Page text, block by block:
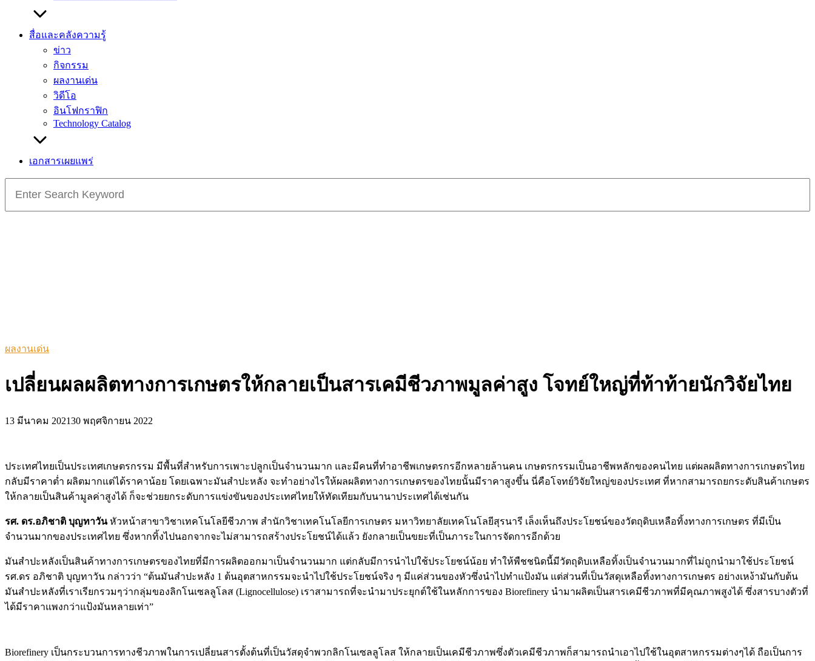
สื่อและคลังความรู้
ข่าว
กิจกรรม
ผลงานเด่น
วิดีโอ
อินโฟกราฟิก
Technology Catalog
เอกสารเผยแพร่
for:
ผลงานเด่น
เปลี่ยนผลผลิตทางการเกษตรให้กลายเป็นสารเคมีชีวภาพมูลค่าสูง โจทย์ใหญ่ที่ท้าท้ายนักวิจัยไทย
13 มีนาคม 202130 พฤศจิกายน 2022
ประเทศไทยเป็นประเทศเกษตรกรรม มีพื้นที่สำหรับการเพาะปลูกเป็นจำนวนมาก และมีคนที่ทำอาชีพเกษตรกรอีกหลายล้านคน เกษตรกรรมเป็นอาชีพหลักของคนไทย แต่ผลผลิตทางการเกษตรไทย
กลับมีราคาต่ำ ผลิตมากแต่ได้ราคาน้อย โดยเฉพาะมันสำปะหลัง จะทำอย่างไรให้ผลผลิตทางการเกษตรของไทยนั้นมีราคาสูงขึ้น นี่คือโจทย์วิจัยใหญ่ของประเทศ ที่หากสามารถยกระดับสินค้าเกษตร
ให้กลายเป็นสินค้ามูลค่าสูงได้ ก็จะช่วยยกระดับการแข่งขันของประเทศไทยให้ทัดเทียมกับนานาประเทศได้เช่นกัน
รศ. ดร.อภิชาติ บุญทาวันหัวหน้าสาขาวิชาเทคโนโลยีชีวภาพ สำนักวิชาเทคโนโลยีการเกษตร มหาวิทยาลัยเทคโนโลยีสุรนารี เล็งเห็นถึงประโยชน์ของวัตถุดิบเหลือทิ้งทางการเกษตร ที่มีเป็น
จำนวนมากของประเทศไทย ซึ่งหากทิ้งไปนอกจากจะไม่สามารถสร้างประโยชน์ได้แล้ว ยังกลายเป็นขยะที่เป็นภาระในการจัดการอีกด้วย
มันสำปะหลังเป็นสินค้าทางการเกษตรของไทยที่มีการผลิตออกมาเป็นจำนวนมาก แต่กลับมีการนำไปใช้ประโยชน์น้อย ทำให้พืชชนิดนี้มีวัตถุดิบเหลือทิ้งเป็นจำนวนมากที่ไม่ถูกนำมาใช้ประโยชน์
รศ.ดร อภิชาติ บุญทาวัน กล่าวว่า “ต้นมันสำปะหลัง 1 ต้นอุตสาหกรรมจะนำไปใช้ประโยชน์จริง ๆ มีแค่ส่วนของหัวซึ่งนำไปทำแป้งมัน แต่ส่วนที่เป็นวัสดุเหลือทิ้งทางการเกษตร อย่างเหง้ามันกับต้น
มันสำปะหลังที่เราเรียกรวมๆว่ากลุ่มของลิกโนเซลลูโลส (Lignocellulose) เราสามารถที่จะนำมาประยุกต์ใช้ในหลักการของ Biorefinery นำมาผลิตเป็นสารเคมีชีวภาพที่มีคุณภาพสูงได้ ซึ่งสารบางตัวที่
ได้มีราคาแพงกว่าแป้งมันหลายเท่า”
Biorefinery เป็นกระบวนการทางชีวภาพในการเปลี่ยนสารตั้งต้นที่เป็นวัสดุจำพวกลิกโนเซลลูโลส ให้กลายเป็นเคมีชีวภาพซึ่งตัวเคมีชีวภาพก็สามารถนำเอาไปใช้ในอุตสาหกรรมต่างๆได้ ถือเป็นการ